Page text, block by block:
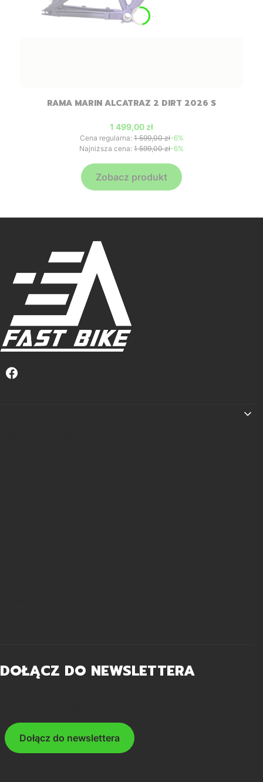
RAMA MARIN ALCATRAZ 2 DIRT 2026 S
Cena promocyjna
1 499,00 zł
Cena regularna: 1 599,00 zł-6%
Najniższa cena: 1 599,00 zł-6%
Zobacz produkt
DOŁĄCZ DO NEWSLETTERA
Dołącz do newslettera